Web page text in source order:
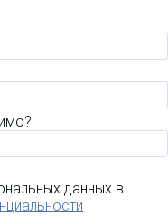
данных в